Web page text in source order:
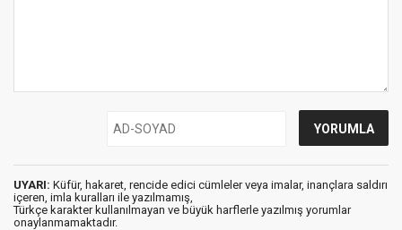
UYARI: Küfür, hakaret, rencide edici cümleler veya imalar, inançlara saldırı
içeren, imla kuralları ile yazılmamış,
Türkçe karakter kullanılmayan ve büyük harflerle yazılmış yorumlar
onaylanmamaktadır.